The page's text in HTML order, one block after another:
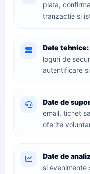
plata,
tranzactie si
Date tehnice:
loguri de
autentificare
Date de
email, tichet
oferite
Date de
si